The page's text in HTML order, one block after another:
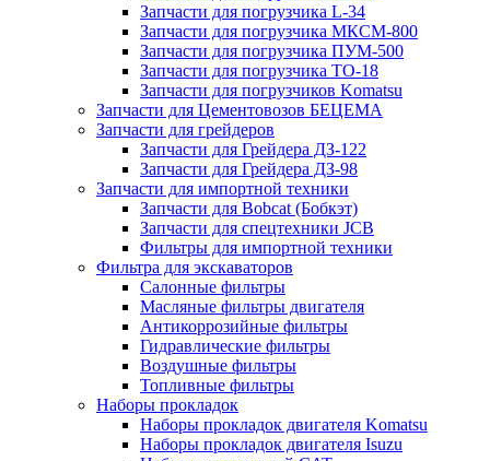
Запчасти для погрузчика L-34
Запчасти для погрузчика МКСМ-800
Запчасти для погрузчика ПУМ-500
Запчасти для погрузчика ТО-18
Запчасти для погрузчиков Komatsu
Запчасти для Цементовозов БЕЦЕМА
Запчасти для грейдеров
Запчасти для Грейдера ДЗ-122
Запчасти для Грейдера ДЗ-98
Запчасти для импортной техники
Запчасти для Bobcat (Бобкэт)
Запчасти для спецтехники JCB
Фильтры для импортной техники
Фильтра для экскаваторов
Салонные фильтры
Масляные фильтры двигателя
Антикоррозийные фильтры
Гидравлические фильтры
Воздушные фильтры
Топливные фильтры
Наборы прокладок
Наборы прокладок двигателя Komatsu
Наборы прокладок двигателя Isuzu